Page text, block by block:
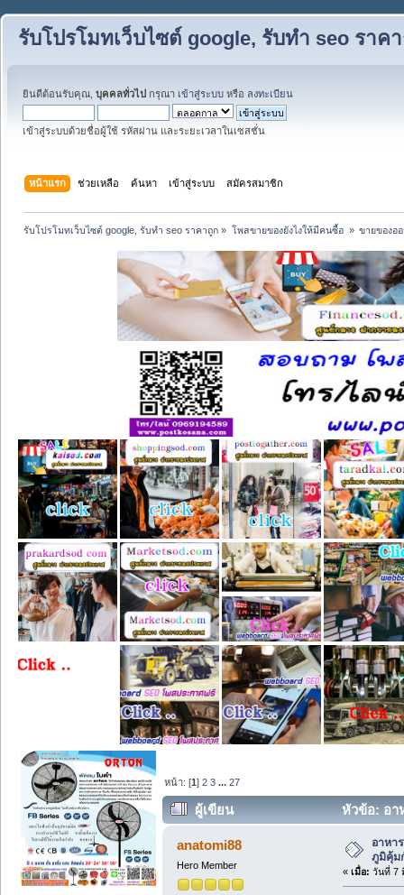
รับโปรโมทเว็บไซต์ google, รับทำ seo ราค
ยินดีต้อนรับคุณ, บุคคลทั่วไป กรุณา เข้าสู่ระบบ หรือ ลงทะเบียน
เข้าสู่ระบบด้วยชื่อผู้ใช้ รหัสผ่าน และระยะเวลาในเซสชั่น
หน้าแรก ช่วยเหลือ ค้นหา เข้าสู่ระบบ สมัครสมาชิก
รับโปรโมทเว็บไซต์ google, รับทำ seo ราคาถูก » โพสขายของยังไงให้มีคนซื้อ » ขายของอ
หน้า: [1]2 3 ...27
ผู้เขียน
หัวข้อ: อา
(อ่าน 40674 ครั้ง)
anatomi88
Hero Member
อาหา
ภูมิคุ้ม
« เมื่อ: วันที่ 7